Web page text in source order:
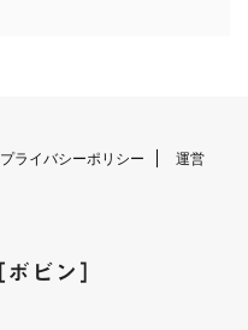
プライバシーポリシー
運営